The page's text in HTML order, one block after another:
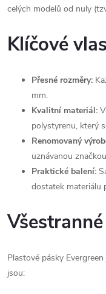
celých modelů od nuly
Klíčové
Přesné rozměry:
mm.
Kvalitní materiál:
polystyrenu, který
Renomovaný
uznávanou
Praktické balení:
dostatek materiálu
Plastové pásky
jsou: